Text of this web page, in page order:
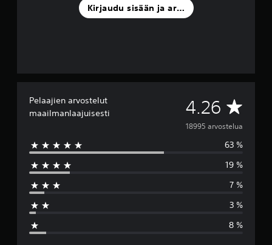
Kirjaudu sisään ja arvostele
Pelaajien arvostelut
maailmanlaajuisesti
4.26 K
e
s
k
a
18995 arvostelua
63 %
19 %
7 %
3 %
8 %